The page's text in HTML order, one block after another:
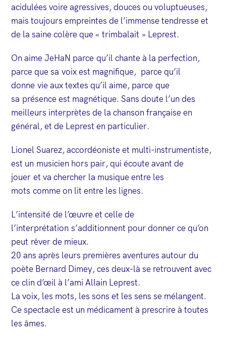
acidulées voire agressives, douces ou voluptueuses,
mais toujours empreintes de l’immense tendresse et
de la saine colère que « trimbalait » Leprest.
On aime JeHaN parce qu’il chante à la perfection,
parce que sa voix est magnifique, parce qu’il
donne vie aux textes qu’il aime, parce que
sa présence est magnétique. Sans doute l’un des
meilleurs interprètes de la chanson française en
général, et de Leprest en particulier.
Lionel Suarez, accordéoniste et multi-instrumentiste,
est un musicien hors pair, qui écoute avant de
jouer et va chercher la musique entre les
mots comme on lit entre les lignes.
L’intensité de l’œuvre et celle de
l’interprétation s’additionnent pour donner ce qu’on
peut rêver de mieux.
20 ans après leurs premières aventures autour du
poète Bernard Dimey, ces deux-là se retrouvent avec
ce clin d’œil à l’ami Allain Leprest.
La voix, les mots, les sons et les sens se mélangent.
Ce spectacle est un médicament à prescrire à toutes
les âmes.